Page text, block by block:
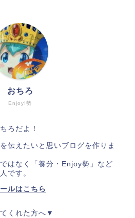
Enjoy!勢
おちろ
ろだよ！
伝えたいと思いブログを作りま
はなく「養分・Enjoy勢」など
です。
ルはこちら
くれた方へ▼